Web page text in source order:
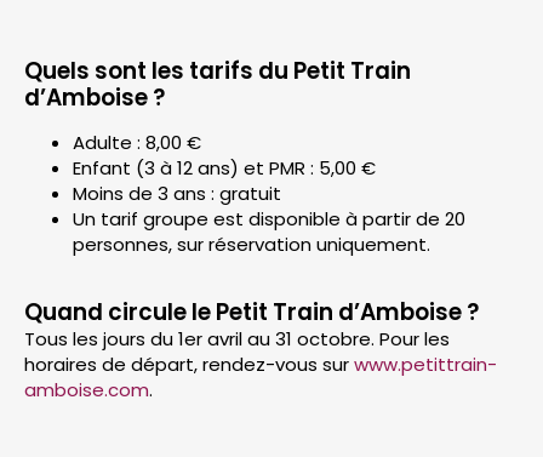
Quels sont les tarifs du Petit Train
d’Amboise ?
Adulte : 8,00 €
Enfant (3 à 12 ans) et PMR : 5,00 €
Moins de 3 ans : gratuit
Un tarif groupe est disponible à partir de 20
personnes, sur réservation uniquement.
Quand circule le Petit Train d’Amboise ?
Tous les jours du 1er avril au 31 octobre. Pour les
horaires de départ, rendez-vous surwww.petittrain-
amboise.com.